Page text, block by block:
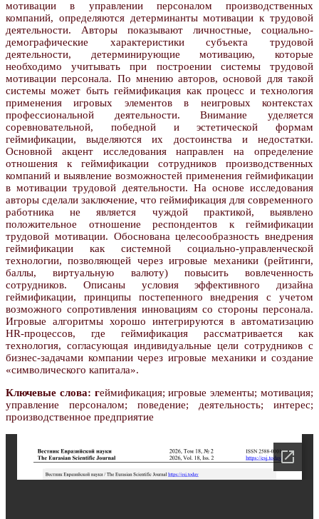
мотивации в управлении персоналом производственных
компаний, определяются детерминанты мотивации к трудовой
деятельности. Авторы показывают личностные, социально-
демографические характеристики субъекта трудовой
деятельности, детерминирующие мотивацию, которые
необходимо учитывать при построении системы трудовой
мотивации персонала. По мнению авторов, основой для такой
системы может быть геймификация как процесс и технология
применения игровых элементов в неигровых контекстах
профессиональной деятельности. Внимание уделяется
соревновательной, победной и эстетической формам
геймификации, выделяются их достоинства и недостатки.
Основной акцент исследования направлен на определение
отношения к геймификации сотрудников производственных
компаний и выявление возможностей применения геймификации
в мотивации трудовой деятельности. На основе исследования
авторы сделали заключение, что геймификация для современного
работника не является чуждой практикой, выявлено
положительное отношение респондентов к геймификации
трудовой мотивации. Обоснована целесообразность внедрения
геймификации как системной социально-управленческой
технологии, позволяющей через игровые механики (рейтинги,
баллы, виртуальную валюту) повысить вовлеченность
сотрудников. Описаны условия эффективного дизайна
геймификации, принципы постепенного внедрения с учетом
возможного сопротивления инновациям со стороны персонала.
Игровые алгоритмы хорошо интегрируются в автоматизацию
HR-процессов, где геймификация рассматривается как
технология, согласующая индивидуальные цели сотрудников с
бизнес-задачами компании через игровые механики и создание
«символического капитала».
Ключевые слова: геймификация; игровые элементы; мотивация;
управление персоналом; поведение; деятельность; интерес;
производственное предприятие